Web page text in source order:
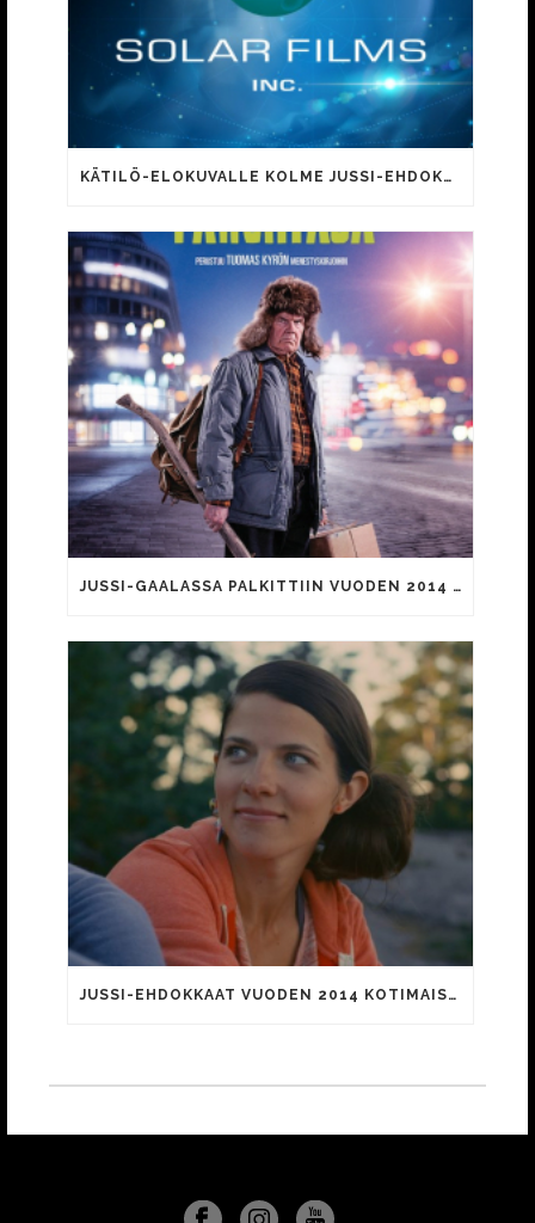
KÄTILÖ-ELOKUVALLE KOLME JUSSI-EHDOKKUUTTA
JUSSI-GAALASSA PALKITTIIN VUODEN 2014 ELOKUVIA JA NIIDEN TEKIJÖITÄ
JUSSI-EHDOKKAAT VUODEN 2014 KOTIMAISISTA ELOKUVISTA JULKAISTU